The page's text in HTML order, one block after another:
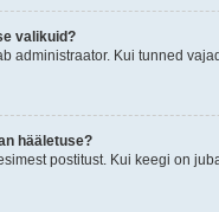
valikuid?
administraator. Kui tunned
hääletuse?
postitust. Kui keegi on